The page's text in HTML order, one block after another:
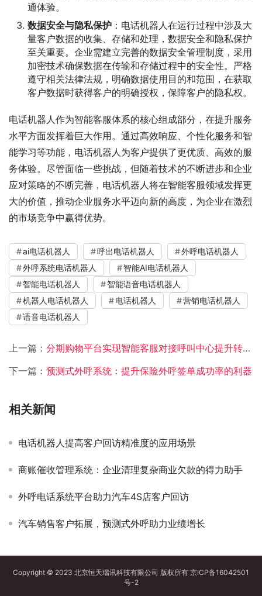
通体验。
数据安全与隐私保护 ：电话机器人在运行过程中涉及大
量客户数据的收集、存储和处理，数据安全和隐私保护
至关重要。企业需建立完善的数据安全管理制度，采用
加密技术确保数据在传输和存储过程中的安全性。严格
遵守相关法律法规，明确数据使用目的和范围，在获取
客户数据时获得客户的明确授权，保障客户的隐私权。
电话机器人作为智能客服体系的核心组成部分，在提升服务
水平方面发挥着巨大作用。通过高效响应、个性化服务和智
能学习等功能，电话机器人为客户提供了更优质、高效的服
务体验。尽管面临一些挑战，但随着技术的不断进步和企业
应对策略的不断完善，电话机器人将在智能客服领域发挥更
大的价值，推动企业服务水平迈向新的高度，为企业在激烈
的市场竞争中赢得优势。
ai电话机器人 呼出电话机器人
外呼电话机器人
外呼系统电话机器人
智能AI电话机器人
智能电话机器人
智能语音电话机器人
机器人电话机器人
电话机器人
营销电话机器人
语音电话机器人
上一篇： 分期购物平台实现智能客服对接呼叫中心提升转化率
下一篇： 预测式外呼系统：提升保险外呼签单成功率的利器
相关新闻
电话机器人提高客户回访精准度的应用场景
商账催收管理系统：企业清理复杂商业欠款的得力助手
外呼电话系统平台助力汽车4S店客户回访
汽车销售客户拓展，预测式外呼助力业绩增长
Copyright © 2023 北京恒天瑞讯科技有限公司 版权所有 京ICP备16042501
号-2